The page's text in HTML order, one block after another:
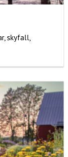
skyfall,